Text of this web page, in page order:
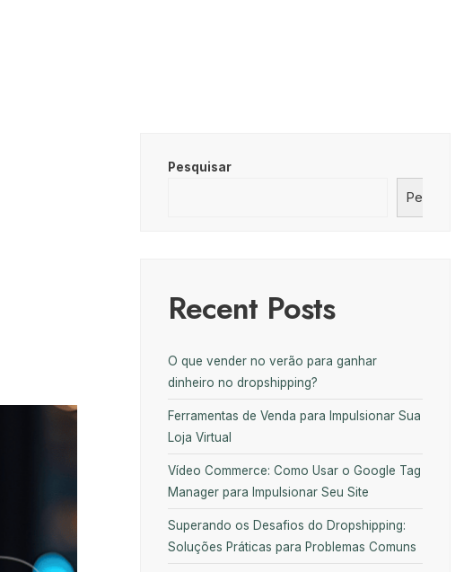
Pesquisar
Recent Posts
O que vender no verão para ganhar
dinheiro no dropshipping?
Ferramentas de Venda para Impulsionar Sua
Loja Virtual
Vídeo Commerce: Como Usar o Google Tag
Manager para Impulsionar Seu Site
Superando os Desafios do Dropshipping:
Soluções Práticas para Problemas Comuns